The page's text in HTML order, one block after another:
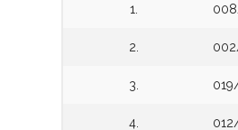
1.
2.
3.
4.